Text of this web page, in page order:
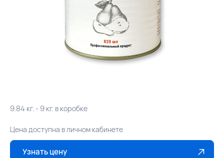
9.84 кг. - 9 кг. в коробке
Цена доступна в личном кабинете
Узнать цену